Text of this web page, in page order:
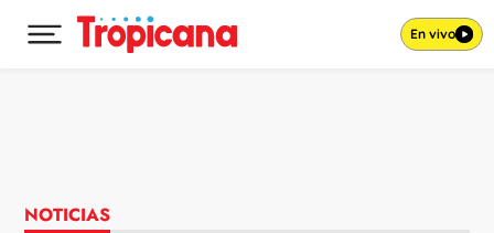
Desplegar menú principal En vivo
NOTICIAS